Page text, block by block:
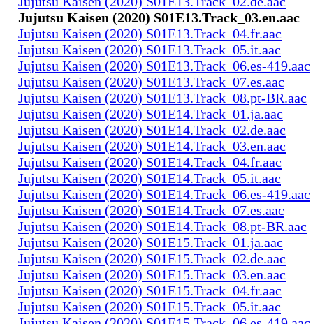
Jujutsu Kaisen (2020) S01E13.Track_03.en.aac
Jujutsu Kaisen (2020) S01E13.Track_04.fr.aac
Jujutsu Kaisen (2020) S01E13.Track_05.it.aac
Jujutsu Kaisen (2020) S01E13.Track_06.es-419.aac
Jujutsu Kaisen (2020) S01E13.Track_07.es.aac
Jujutsu Kaisen (2020) S01E13.Track_08.pt-BR.aac
Jujutsu Kaisen (2020) S01E14.Track_01.ja.aac
Jujutsu Kaisen (2020) S01E14.Track_02.de.aac
Jujutsu Kaisen (2020) S01E14.Track_03.en.aac
Jujutsu Kaisen (2020) S01E14.Track_04.fr.aac
Jujutsu Kaisen (2020) S01E14.Track_05.it.aac
Jujutsu Kaisen (2020) S01E14.Track_06.es-419.aac
Jujutsu Kaisen (2020) S01E14.Track_07.es.aac
Jujutsu Kaisen (2020) S01E14.Track_08.pt-BR.aac
Jujutsu Kaisen (2020) S01E15.Track_01.ja.aac
Jujutsu Kaisen (2020) S01E15.Track_02.de.aac
Jujutsu Kaisen (2020) S01E15.Track_03.en.aac
Jujutsu Kaisen (2020) S01E15.Track_04.fr.aac
Jujutsu Kaisen (2020) S01E15.Track_05.it.aac